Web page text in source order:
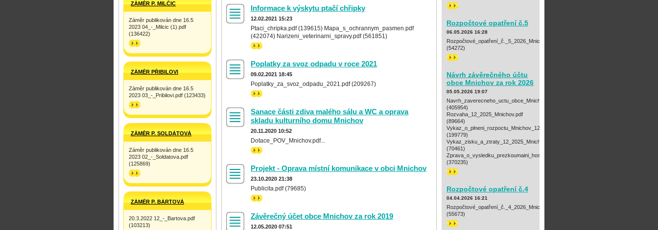
Informace k výskytu ptačí chřipky
12.02.2021 15:23
Ptaci_chripka.pdf (139615) Mapa_s_ochrannym_pasmen.pdf
(422074) Narizeni_veterinarni_spravy.pdf (561851)
>>
Poplatky za svoz odpadu v roce 2021
09.02.2021 18:45
Poplatky_za_svoz_odpadu_2021.pdf (209267)
>>
Sanace části zdiva malého sálu a WC a oprava
skladu kulturního domu Mnichov
20.11.2020 10:52
Dotace_POV_Mnichov.pdf...
>>
Projekt - Oprava místní komunikace v obci Mnichov
23.10.2020 21:38
Publicita.pdf (79685)
>>
Závěrečný účet obce Mnichov za rok 2019
12.05.2020 07:51
ZÁMĚR P. MILČIC
Záměr publikován dne 16.5
2023 04_-_Milcic (1).pdf
(136422)
>>
ZÁMĚR PŘIBILOVI
Záměr publikován dne 16.5
2023 03_-_Pribilovi.pdf (123433)
>>
ZÁMĚR P. SOLDÁTOVÁ
Záměr publikován dne 16.5
2023 02_-_Soldatova.pdf
(125869)
>>
ZÁMĚR P. BÁRTOVÁ
20.3.2022 12_-_Bartova.pdf
(103213)
>>
Rozpočtové opatření č.5
06.05.2026 16:28
Rozpočtové_opatření_č._5_2026_Mnichov.pdf
(54272)
>>
Návrh závěrečného účtu
obce Mnichov za rok 2026
05.05.2026 19:07
Navrh_zaverecneho_uctu_obce_Mnichov_za_rok_2025.pdf
(405954)
Rozvaha_12_2025_Mnichov.pdf
(89664)
Vykaz_o_plneni_rozpoctu_Mnichov_12_2025.pdf
(199779)
Vykaz_zisku_a_ztraty_12_2025_Mnichov.pdf
(70461)
Zprava_o_vysledku_prezkoumaini_hospodareni_za_rok_2025_Mnichov.pdf
(370235)
>>
Rozpočtové opatření č.4
04.04.2026 16:21
Rozpočtové_opatření_č._4_2026_Mnichov.pdf
(55673)
>>